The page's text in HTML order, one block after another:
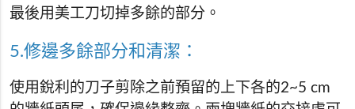
最後用美工刀切掉多餘的部分。
5.修邊多餘部分和清潔：
使用銳利的刀子剪除之前預留的上下各的2~5 cm